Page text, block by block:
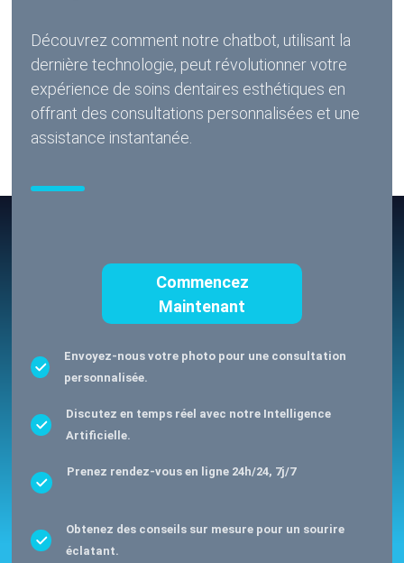
Découvrez comment notre chatbot, utilisant la
dernière technologie, peut révolutionner votre
expérience de soins dentaires esthétiques en
offrant des consultations personnalisées et une
assistance instantanée.
Commencez
Maintenant
Envoyez-nous votre photo pour une consultation
personnalisée.
Discutez en temps réel avec notre Intelligence
Artificielle.
Prenez rendez-vous en ligne 24h/24, 7j/7
Obtenez des conseils sur mesure pour un sourire
éclatant.